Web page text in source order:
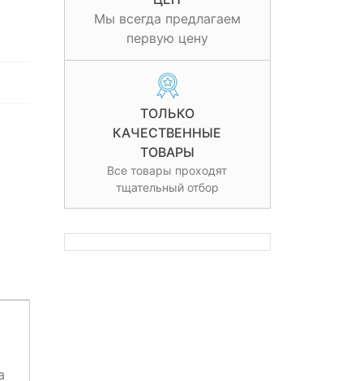
Мы всегда предлагаем
первую цену
ТОЛЬКО
КАЧЕСТВЕННЫЕ
ТОВАРЫ
Все товары проходят
тщательный отбор